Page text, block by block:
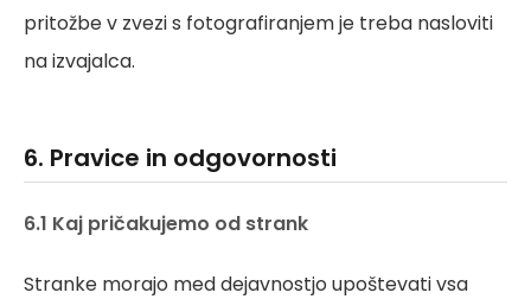
pritožbe v zvezi s fotografiranjem je treba nasloviti
na izvajalca.
6. Pravice in odgovornosti
6.1 Kaj pričakujemo od strank
Stranke morajo med dejavnostjo upoštevati vsa